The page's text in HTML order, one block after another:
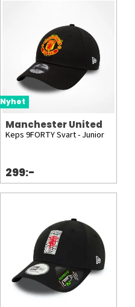
Nyhet
Manchester United
Keps 9FORTY Svart - Junior
299:-